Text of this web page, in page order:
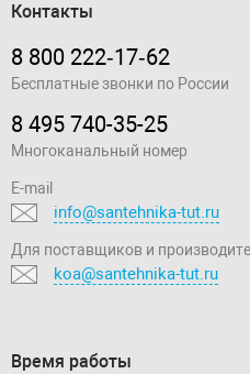
Контакты
8 800 222‑17‑62
Бесплатные звонки по России
8 495 740-35-25
Многоканальный номер
E-mail
info@santehnika-tut.ru
Для поставщиков и
koa@santehnika-tut.ru
Время работы